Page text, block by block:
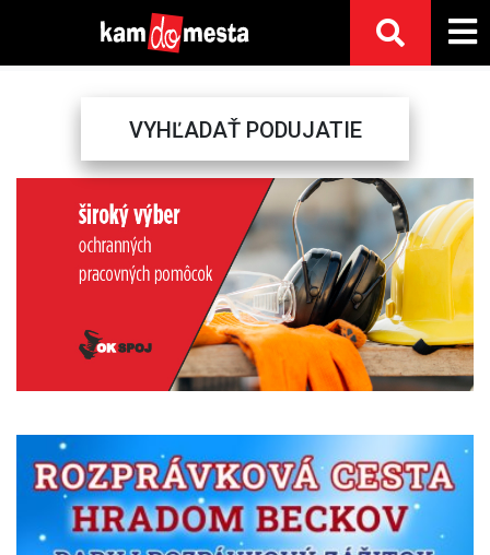
VYHĽADAŤ PODUJATIE
Next